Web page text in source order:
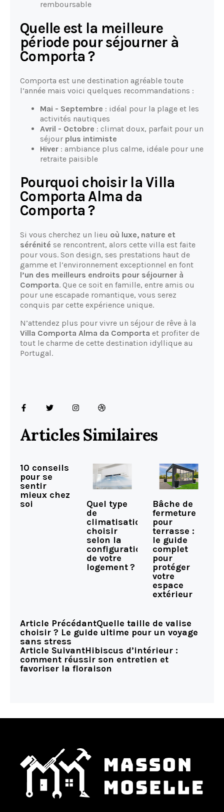
remboursable
Quelle est la meilleure
période pour séjourner à
Comporta ?
Comporta est une destination agréable toute
l’année mais voici quelques recommandations :
Mai - Septembre : idéal pour la plage et les
activités nautiques
Avril - Octobre : climat doux, parfait pour un
séjour plus intimiste
Hiver : ambiance plus calme, idéale pour une
retraite paisible
Pourquoi choisir la Villa
Comporta Alma da
Comporta ?
Si vous cherchez un lieu où luxe, nature et
sérénité se rencontrent, alors cette villa est faite
pour vous. Son design, ses prestations haut de
gamme et l’environnement exceptionnel en font
l’un des meilleurs endroits pour séjourner à
Comporta. Que ce soit en famille, entre amis ou
pour une escapade romantique, vous serez
conquis par cette expérience unique.
N’attendez plus pour vivre un séjour de rêve à la
Villa Comporta Alma da Comporta et profiter de
tout le charme de cette destination idyllique au
Portugal.
Articles Similaires
10 conseils
pour se
sentir
mieux chez
soi
Quel type
de
climatisation
choisir
selon la
configuration
de votre
logement ?
Bâche de
fermeture
pour
terrasse :
le guide
complet
pour
protéger
votre
espace
extérieur
Article PrécédantQuelle taille de valise
choisir ? Le guide ultime pour un voyage
sans stress
Article SuivantHibiscus d’intérieur :
comment réussir son entretien et
favoriser la floraison